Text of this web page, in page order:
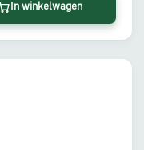
In winkelwagen